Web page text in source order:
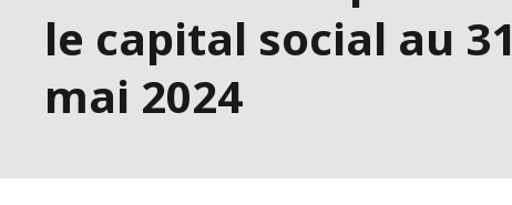
le capital social au 31
mai 2024